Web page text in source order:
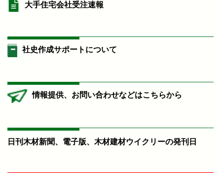
大手住宅会社受注速報
社史作成サポートについて
情報提供、お問い合わせなどはこちらから
日刊木材新聞、電子版、木材建材ウイクリーの発刊日